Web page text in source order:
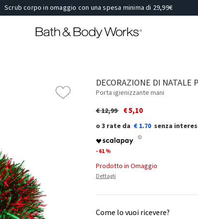
Scrub corpo in omaggio con una spesa minima di 29,99€
DECORAZIONE DI NATALE
Porta igienizzante mani
Price reduced from
€ 12,99to€ 5,10
€ 1.70
- 61 %
Prodotto in Omaggio
Dettagli
Come lo vuoi ricevere?